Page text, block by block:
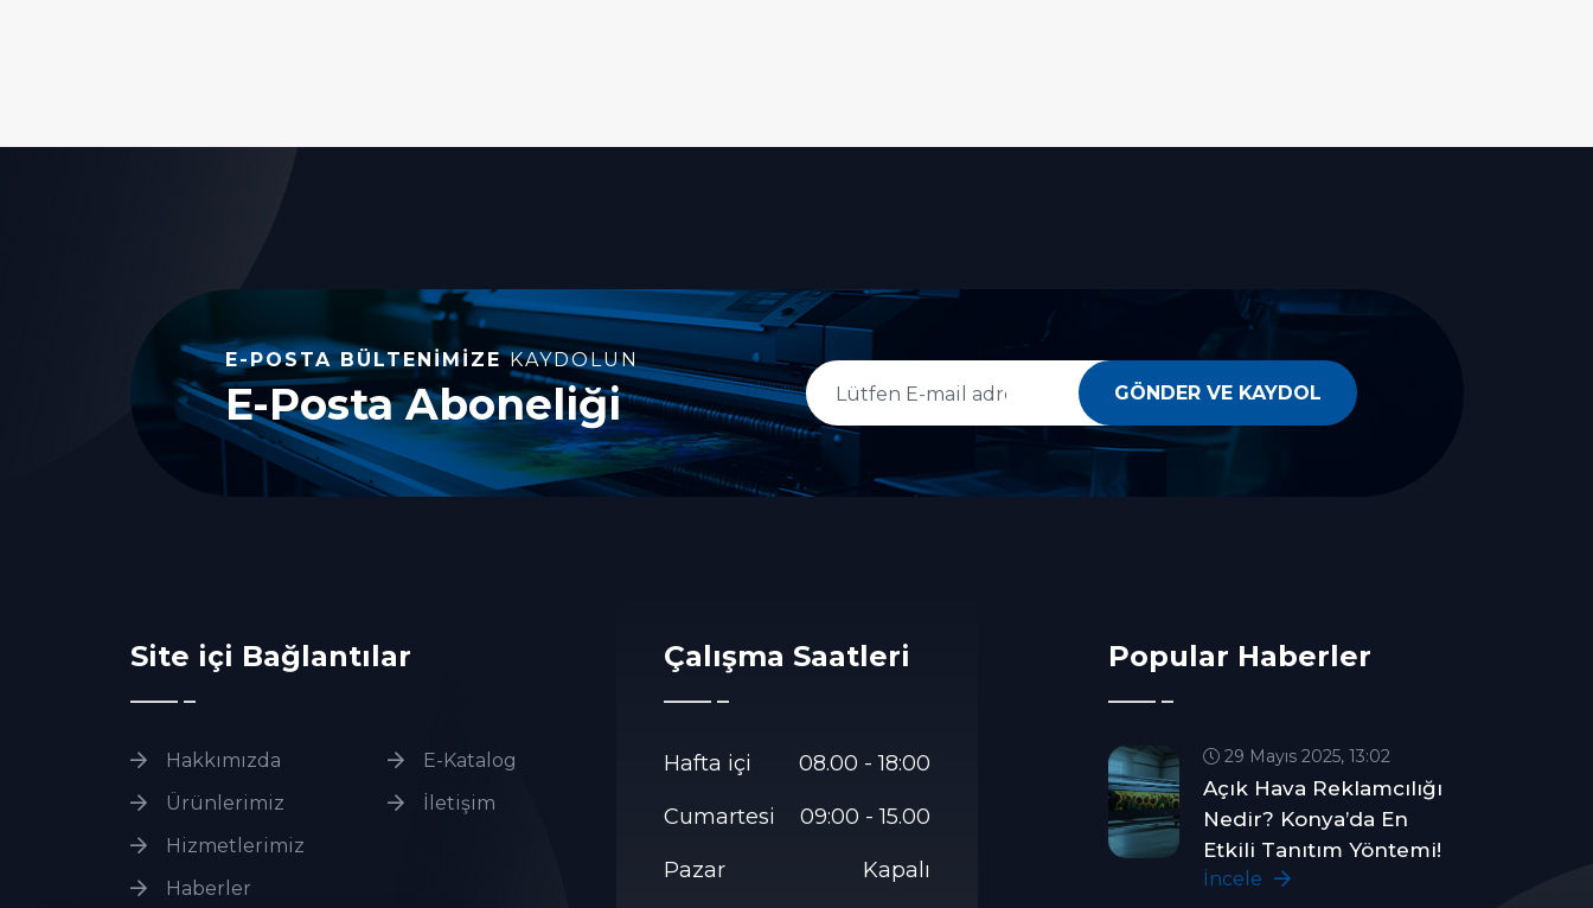
E-POSTA BÜLTENIMIZEKAYDOLUN
E-Posta Aboneliği GÖNDER VE KAYDOL
Site içi Bağlantılar
Hakkımızda
Ürünlerimiz
Hizmetlerimiz
Haberler
E-Katalog
İletişim
Çalışma Saatleri
Hafta içi 08.00 - 18:00
Cumartesi 09:00 - 15.00
Pazar Kapalı
Popular Haberler
29 Mayıs 2025, 13:02
Açık Hava Reklamcılığı
Nedir? Konya’da En
Etkili Tanıtım Yöntemi!
İncele